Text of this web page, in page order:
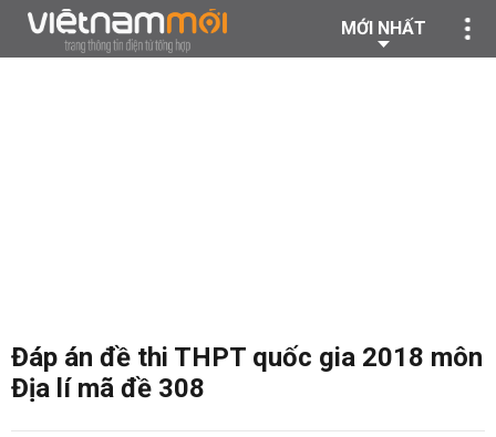
MỚI NHẤT
Đáp án đề thi THPT quốc gia 2018 môn
Địa lí mã đề 308